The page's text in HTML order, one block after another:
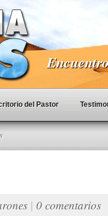
del Pastor
| 0 comentarios